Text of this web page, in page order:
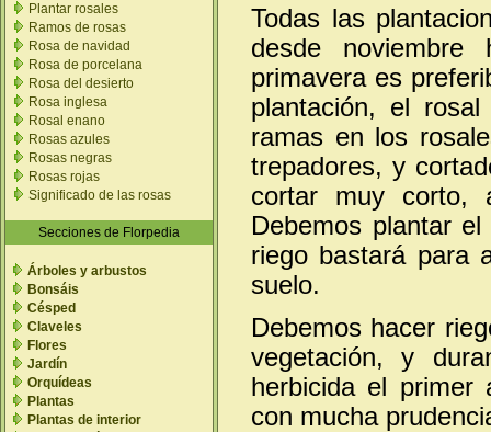
Plantar rosales
Ramos de rosas
Rosa de navidad
Rosa de porcelana
Rosa del desierto
Rosa inglesa
Rosal enano
Rosas azules
Rosas negras
Rosas rojas
Significado de las rosas
Secciones de Florpedia
Árboles y arbustos
Bonsáis
Césped
Claveles
Flores
Jardín
Orquídeas
Plantas
Plantas de interior
Todas las
desde
primavera es
plantación, el
ramas en los
trepadores, y
cortar muy corto,
Debemos plantar
riego bastará para
suelo.
Debemos hacer
vegetación, y
herbicida el primer
con mucha